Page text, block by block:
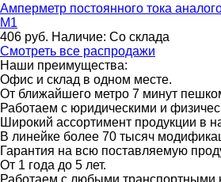
Амперметр постоянного тока
М1
406 руб. Наличие: Со склада
Смотреть все распродажи
Наши преимущества:
Офис и склад в одном месте.
От ближайшего метро 7 минут
Работаем с юридическими и
Широкий ассортимент продукции в
В линейке более 70 тысяч
Гарантия на всю поставляемую
От 1 года до 5 лет.
Работаем с любыми транспортными